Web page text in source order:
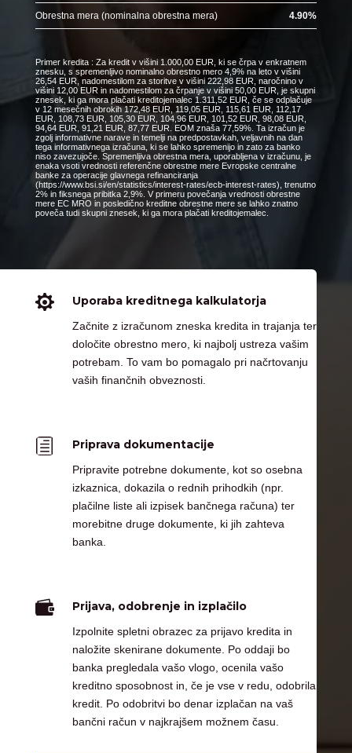
Obrestna mera (nominalna obrestna mera) 4.90%
Primer kredita : Za kredit v višini 1.000,00 EUR, ki se črpa v enkratnem
znesku, s spremenljivo nominalno obrestno mero 4,9% na leto v višini
26,54 EUR, nadomestilom za storitve v višini 222,98 EUR, naročnino v
višini 12,00 EUR in nadomestilom za črpanje v višini 50,00 EUR, je skupni
znesek, ki ga mora plačati kreditojemalec 1.311,52 EUR, če se odplačuje
v 12 mesečnih obrokih 172,48 EUR, 119,05 EUR, 115,61 EUR, 112,17
EUR, 108,73 EUR, 105,30 EUR, 104,96 EUR, 101,52 EUR, 98,08 EUR,
94,64 EUR, 91,21 EUR, 87,77 EUR. EOM znaša 77,59%. Ta izračun je
zgolj informativne narave in temelji na predpostavkah, veljavnih na dan
tega informativnega izračuna, ki se lahko spremenijo in zato za banko
niso zavezujoče. Spremenljiva obrestna mera, uporabljena v izračunu, je
enaka vsoti vrednosti referenčne obrestne mere Evropske centralne
banke za operacije glavnega refinanciranja
(https://www.bsi.si/en/statistics/interest-rates/ecb-interest-rates), trenutno
2% in fiksnega pribitka 2,9%. V primeru povečanja vrednosti obrestne
mere EC MRO in posledično kreditne obrestne mere se lahko znatno
poveča tudi skupni znesek, ki ga mora plačati kreditojemalec.
 Uporaba kreditnega kalkulatorja
Začnite z izračunom zneska kredita in trajanja ter
določite obrestno mero, ki najbolj ustreza vašim
potrebam. To vam bo pomagalo pri načrtovanju
vaših finančnih obveznosti.
h Priprava dokumentacije
Pripravite potrebne dokumente, kot so osebna
izkaznica, dokazila o rednih prihodkih (npr.
plačilne liste ali izpisek bančnega računa) ter
morebitne druge dokumente, ki jih zahteva
banka.
 Prijava, odobrenje in izplačilo
Izpolnite spletni obrazec za prijavo kredita in
naložite skenirane dokumente. Po oddaji bo
banka pregledala vašo vlogo, ocenila vašo
kreditno sposobnost in, če je vse v redu, odobrila
kredit. Po odobritvi bo denar izplačan na vaš
bančni račun v najkrajšem možnem času.